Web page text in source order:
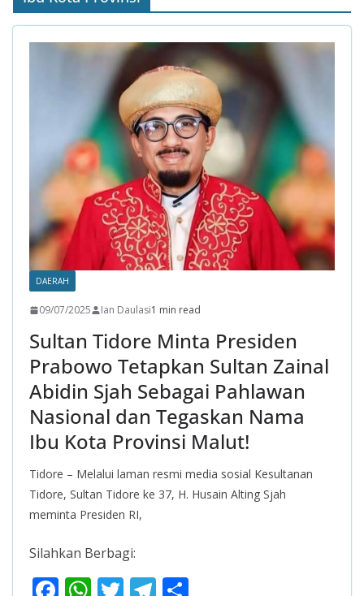
DAERAH
09/07/2025 Ian Daulasi1 min read
Sultan Tidore Minta Presiden
Prabowo Tetapkan Sultan Zainal
Abidin Sjah Sebagai Pahlawan
Nasional dan Tegaskan Nama
Ibu Kota Provinsi Malut!
Tidore – Melalui laman resmi media sosial Kesultanan
Tidore, Sultan Tidore ke 37, H. Husain Alting Sjah
meminta Presiden RI,
Silahkan Berbagi: